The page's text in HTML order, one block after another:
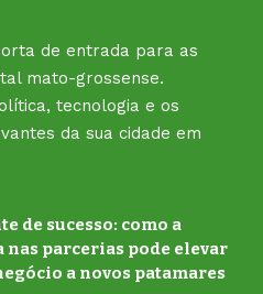
de entrada para as
mato-grossense.
tecnologia e os
da sua cidade em
de sucesso: como a
nas parcerias pode elevar
a novos patamares